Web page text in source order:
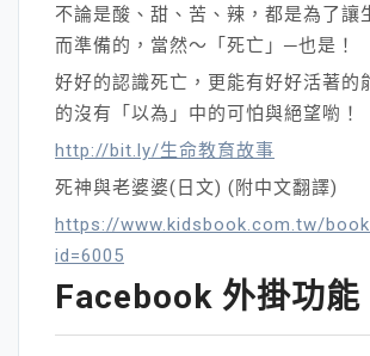
不論是酸、甜、苦、辣，都是為了讓
而準備的，當然～「死亡」─也是！
好好的認識死亡，更能有好好活著的
的沒有「以為」中的可怕與絕望喲！
http://bit.ly/生命教育故事
死神與老婆婆(日文) (附中文翻譯)
https://www.kidsbook.com.tw/
id=6005
Facebook 外掛功能